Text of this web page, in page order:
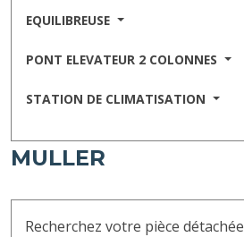
EQUILIBREUSE
PONT ELEVATEUR 2 COLONNES
STATION DE CLIMATISATION
MULLER
Recherchez votre pièce détachée